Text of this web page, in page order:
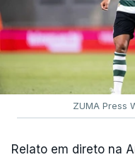
ZUMA Press
Relato em direto na